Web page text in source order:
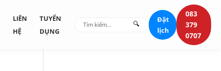
LIÊN
HỆ
TUYỂN
DỤNG
🔍
Đặt
lịch
083
379
0707